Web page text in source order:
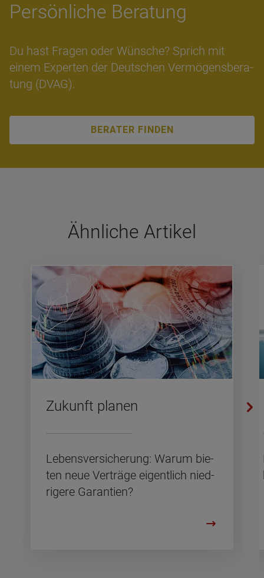
Per­sön­li­che Bera­tung
Du hast Fra­gen oder Wün­sche? Sprich mit
einem Ex­per­ten der Deut­schen Ver­mö­gens­be­ra­
tung (DVAG).
BERATER FINDEN
Ähn­li­che Arti­kel
Zu­kunft pla­nen
Le­bens­ver­si­che­rung: Warum bie­
ten neue Ver­trä­ge ei­gent­lich nied­
ri­ge­re Ga­ran­ti­en?